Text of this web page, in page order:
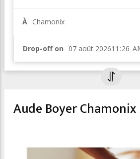
À Chamonix
Drop-off on Heure
Aude Boyer Chamonix